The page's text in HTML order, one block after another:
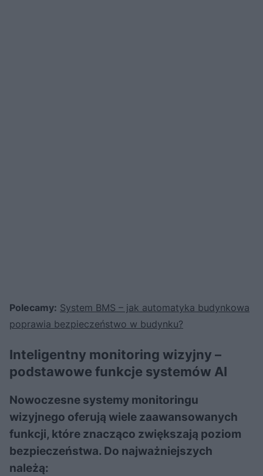
Polecamy: System BMS – jak automatyka budynkowa
poprawia bezpieczeństwo w budynku?
Inteligentny monitoring wizyjny –
podstawowe funkcje systemów AI
Nowoczesne systemy monitoringu
wizyjnego oferują wiele zaawansowanych
funkcji, które znacząco zwiększają poziom
bezpieczeństwa. Do najważniejszych
należą: